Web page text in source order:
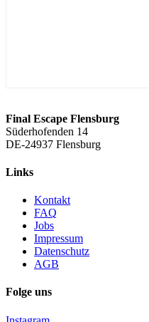
Final Escape Flensburg
Süderhofenden 14
DE-24937 Flensburg
Links
Kontakt
FAQ
Jobs
Impressum
Datenschutz
AGB
Folge uns